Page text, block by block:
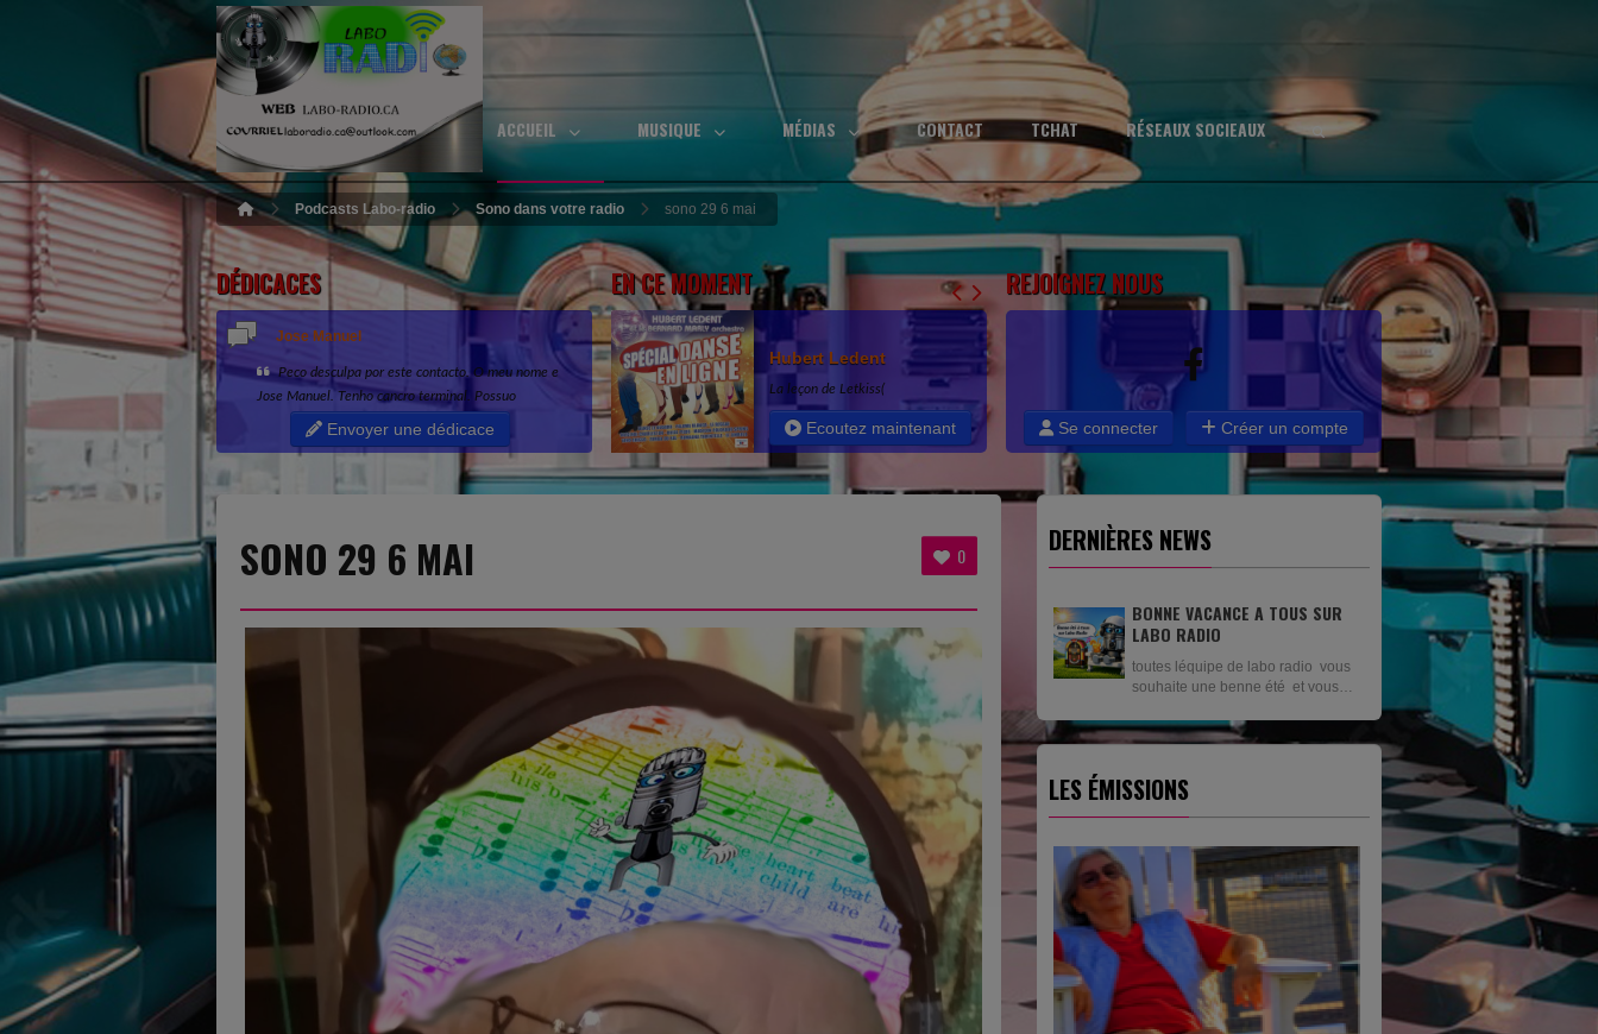
ACCUEIL MUSIQUE MÉDIAS CONTACT TCHAT RÉSEAUX SOCIEAUX
Podcasts Labo-radio Sono dans votre radio sono 29 6 mai
DÉDICACES
Jose Manuel
Peco desculpa por este contacto. O meu nome e
Jose Manuel. Tenho cancro terminal. Possuo
1.770.000 € na minha conta bancaria, que desejo
doar a uma pessoa honesta e de confianca...
Envoyer une dédicace
EN CE MOMENT
Hubert Ledent
La leçon de Letkiss(
Ecoutez maintenant
REJOIGNEZ NOUS
Se connecter Créer un compte
0
SONO 29 6 MAI DERNIÈRES NEWS
BONNE VACANCE A TOUS SUR
LABO RADIO
toutes léquipe de labo radio vous
souhaite une benne été et vous
LES ÉMISSIONS